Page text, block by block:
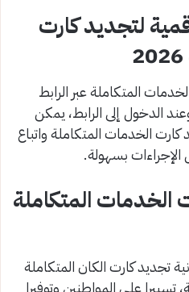
لتجديد كارت
المتكاملة عبر الرابط
الدخول إلى الرابط، يمكن
الخدمات المتكاملة واتباع
الإجراءات بسهولة.
المتكاملة
تجديد كارت الكان المتكاملة
تسييرا على المواطنين وتوفيرا